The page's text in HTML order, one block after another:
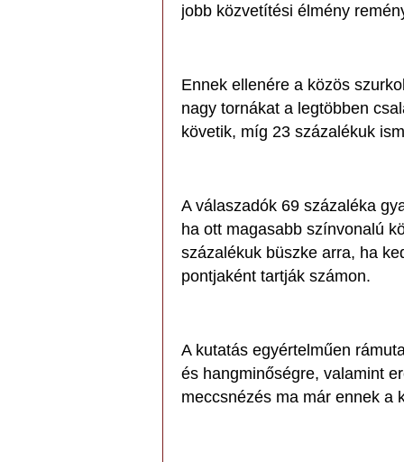
jobb közvetítési élmény
Ennek ellenére a közös
nagy tornákat a legtöbben
követik, míg 23 százalékuk
A válaszadók 69 százaléka
ha ott magasabb színvonalú
százalékuk büszke arra, ha
pontjaként tartják számon.
A kutatás egyértelműen
és hangminőségre, valamint
meccsnézés ma már ennek a